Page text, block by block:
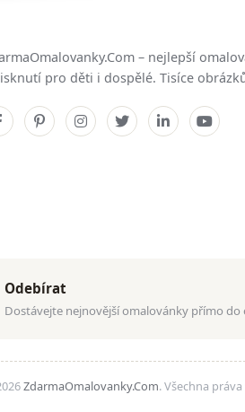
– nejlepší
pro děti i dospělé. Tisíce
Odebírat
Dostávejte nejnovější omalovánky přímo do
ZdarmaOmalovanky.Com. Všechna